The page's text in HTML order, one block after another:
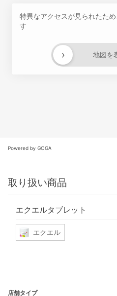
特異なアクセスが見られたた
す
地図を
›
Powered by GOGA
取り扱い商品
エクエルタブレット
エクエル
店舗タイプ